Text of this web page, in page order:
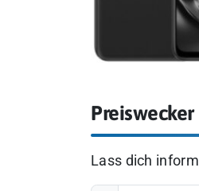
Preiswecker
Lass dich